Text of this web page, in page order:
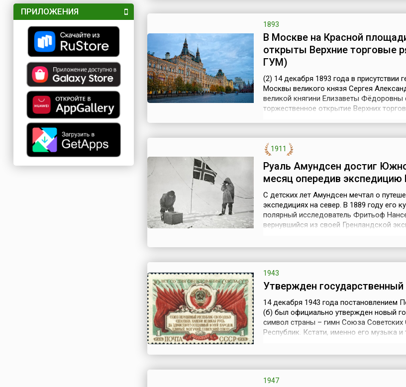
ПРИЛОЖЕНИЯ
эмигрант, покинувший родину под
на дуэли, смог возвыситься до по...
1893
В Москве на Красной
открыты Верхние торговые
ГУМ)
(2) 14 декабря 1893 года в присутствии
Москвы великого князя Сергея
великой княгини Елизаветы Фёдоровны
торжественное открытие Верхних
проекту архитектора А.Н. Померанцева
Шухова и выдержано в псевдорусс...
1911
Руаль Амундсен достиг
месяц опередив экспедицию
С детских лет Амундсен мечтал о
экспедициях на север. В 1889 году его
полярный исследователь Фритьоф
вернувшийся из своей Гренландской
медицинском факультете и получив
1943
Утвержден
14 декабря 1943 года
(б) был официально утвержден новый
символ страны – гимн Союза Советских
Республик. Кстати, именно его музыка и
Парижской коммуне. Муз...
1947